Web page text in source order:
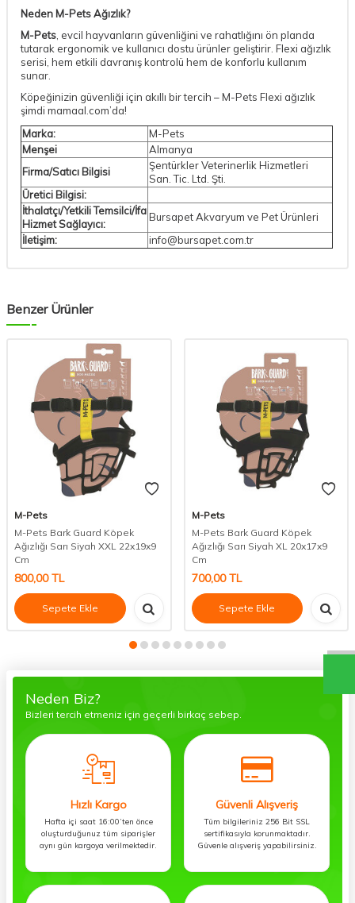
Neden M-Pets Ağızlık?
M-Pets , evcil hayvanların güvenliğini ve rahatlığını ön planda
tutarak ergonomik ve kullanıcı dostu ürünler geliştirir. Flexi ağızlık
serisi, hem etkili davranış kontrolü hem de konforlu kullanım
sunar.
Köpeğinizin güvenliği için akıllı bir tercih – M-Pets Flexi ağızlık
şimdi mamaal.com’da!
Marka:
M-Pets
Menşei
Almanya
Firma/Satıcı Bilgisi
Şentürkler Veterinerlik Hizmetleri
San. Tic. Ltd. Şti.
Üretici Bilgisi:
İthalatçı/Yetkili Temsilci/İfa
Hizmet Sağlayıcı:
Bursapet Akvaryum ve Pet Ürünleri
İletişim:
info@bursapet.com.tr
Benzer Ürünler
M-Pets
M-Pets Bark Guard Köpek
Ağızlığı Sarı Siyah XXL 22x19x9
Cm
800,00TL
Sepete Ekle
M-Pets
M-Pets Bark Guard Köpek
Ağızlığı Sarı Siyah XL 20x17x9
Cm
700,00TL
Sepete Ekle
Neden Biz?
Bizleri tercih etmeniz için geçerli birkaç sebep.
Hızlı Kargo
Hafta içi saat 16:00’ten önce
oluşturduğunuz tüm siparişler
aynı gün kargoya verilmektedir.
Güvenli Alışveriş
Tüm bilgileriniz 256 Bit SSL
sertifikasıyla korunmaktadır.
Güvenle alışveriş yapabilirsiniz.